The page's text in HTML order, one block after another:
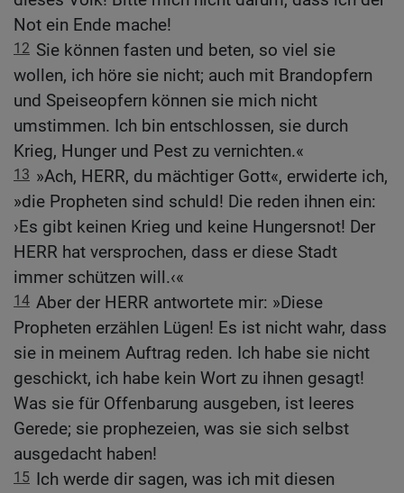
Not ein Ende mache!
12 Sie können fasten und beten, so viel sie
wollen, ich höre sie nicht; auch mit Brandopfern
und Speiseopfern können sie mich nicht
umstimmen. Ich bin entschlossen, sie durch
Krieg, Hunger und Pest zu vernichten.«
13 »Ach, HERR, du mächtiger Gott«, erwiderte ich,
»die Propheten sind schuld! Die reden ihnen ein:
›Es gibt keinen Krieg und keine Hungersnot! Der
HERR hat versprochen, dass er diese Stadt
immer schützen will.‹«
14 Aber der HERR antwortete mir: »Diese
Propheten erzählen Lügen! Es ist nicht wahr, dass
sie in meinem Auftrag reden. Ich habe sie nicht
geschickt, ich habe kein Wort zu ihnen gesagt!
Was sie für Offenbarung ausgeben, ist leeres
Gerede; sie prophezeien, was sie sich selbst
ausgedacht haben!
15 Ich werde dir sagen, was ich mit diesen